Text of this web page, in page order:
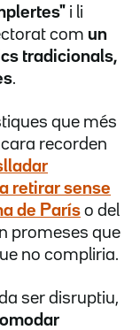
i li
com un
tradicionals,
.
que més
recorden
retirar sense
de París o del
promeses que
no compliria.
ser disruptiu,